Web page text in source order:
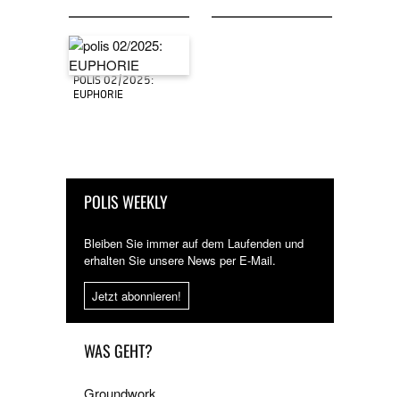
POLIS 02/2025:
EUPHORIE
POLIS WEEKLY
Bleiben Sie immer auf dem Laufenden und
erhalten Sie unsere News per E-Mail.
Jetzt abonnieren!
WAS GEHT?
Groundwork